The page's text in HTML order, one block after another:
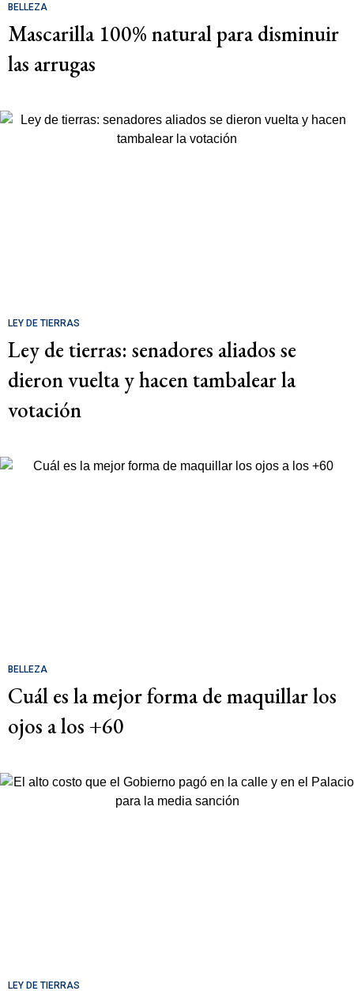
BELLEZA
Mascarilla 100% natural para disminuir
las arrugas
LEY DE TIERRAS
Ley de tierras: senadores aliados se
dieron vuelta y hacen tambalear la
votación
BELLEZA
Cuál es la mejor forma de maquillar los
ojos a los +60
LEY DE TIERRAS